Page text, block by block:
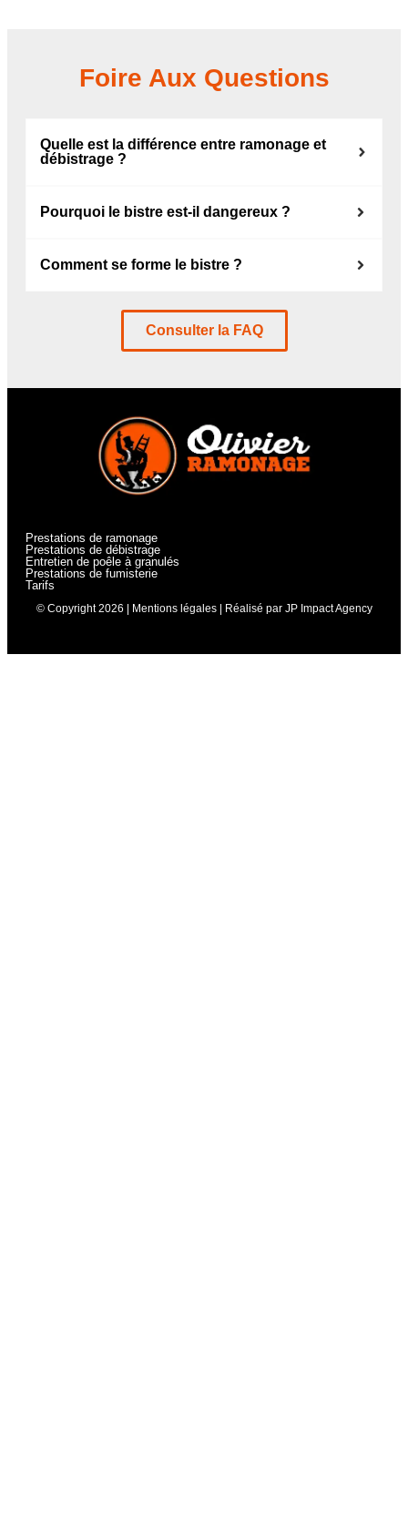
Foire Aux Questions
Quelle est la différence entre ramonage et
débistrage ?
Pourquoi le bistre est-il dangereux ?
Comment se forme le bistre ?
Consulter la FAQ
Prestations de ramonage
Prestations de débistrage
Entretien de poêle à granulés
Prestations de fumisterie
Tarifs
© Copyright 2026 | Mentions légales| Réalisé par JP Impact Agency